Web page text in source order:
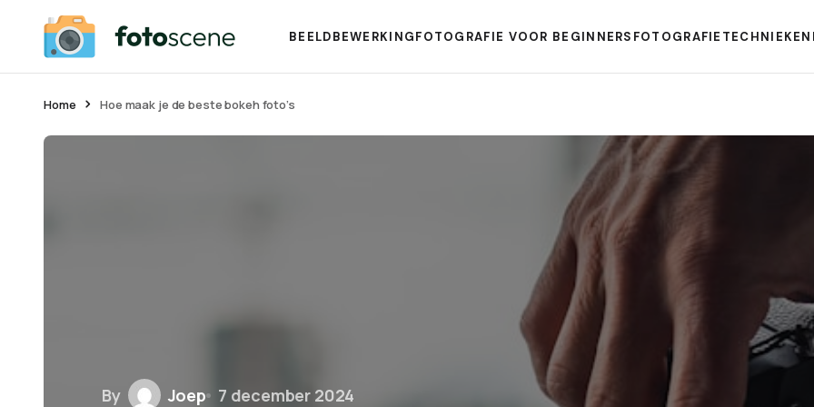
BEELDBEWERKINGFOTOGRAFIE VOOR BEGINNERS FOTOGRAFIETECHNIEKEN
Home Hoe maak je de beste bokeh foto’s
By Joep 7 december 2024